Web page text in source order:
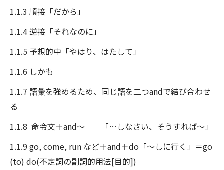
1.1.3 順接「だから」
1.1.4 逆接「それなのに」
1.1.5 予想的中「やはり、はたして」
1.1.6 しかも
1.1.7 語彙を強めるため、同じ語を二つandで結び合わせ
る
1.1.8 命令文＋and～ 「…しなさい、そうすれば～」
1.1.9 go, come, run など＋and＋do「～しに行く」＝go
(to) do(不定詞の副詞的用法[目的])